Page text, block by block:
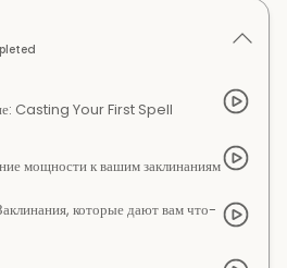
Casting Your First Spell
мощности к вашим заклинаниям
которые дают вам что-